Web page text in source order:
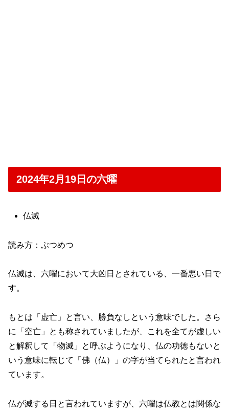
2024年2月19日の六曜
仏滅
読み方：ぶつめつ
仏滅は、六曜において大凶日とされている、一番悪い日で
す。
もとは「虚亡」と言い、勝負なしという意味でした。さら
に「空亡」とも称されていましたが、これを全てが虚しい
と解釈して「物滅」と呼ぶようになり、仏の功徳もないと
いう意味に転じて「佛（仏）」の字が当てられたと言われ
ています。
仏が滅する日と言われていますが、六曜は仏教とは関係な